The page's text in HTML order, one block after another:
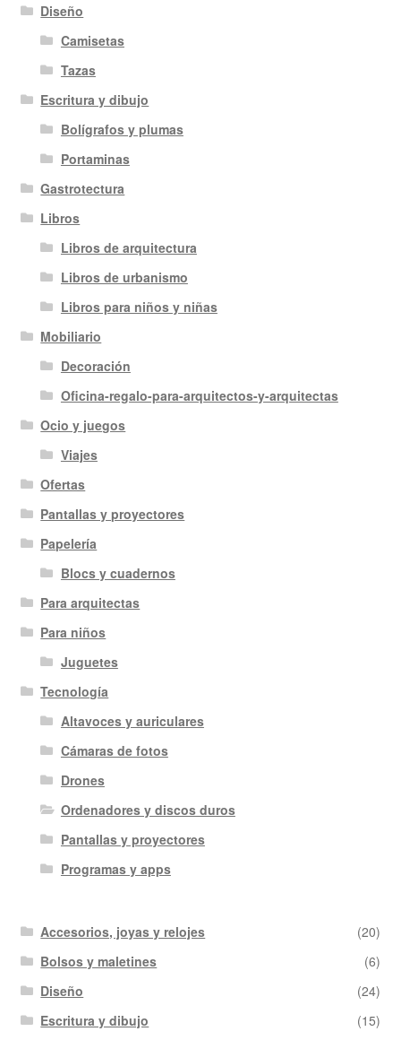
Diseño
Camisetas
Tazas
Escritura y dibujo
Bolígrafos y plumas
Portaminas
Gastrotectura
Libros
Libros de arquitectura
Libros de urbanismo
Libros para niños y niñas
Mobiliario
Decoración
Oficina-regalo-para-arquitectos-y-arquitectas
Ocio y juegos
Viajes
Ofertas
Pantallas y proyectores
Papelería
Blocs y cuadernos
Para arquitectas
Para niños
Juguetes
Tecnología
Altavoces y auriculares
Cámaras de fotos
Drones
Ordenadores y discos duros
Pantallas y proyectores
Programas y apps
Accesorios, joyas y relojes
(20)
Bolsos y maletines
(6)
Diseño
(24)
Escritura y dibujo
(15)